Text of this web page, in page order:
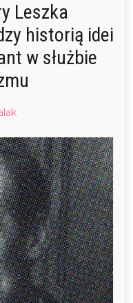
Leszka
historią idei
w służbie
11/2021